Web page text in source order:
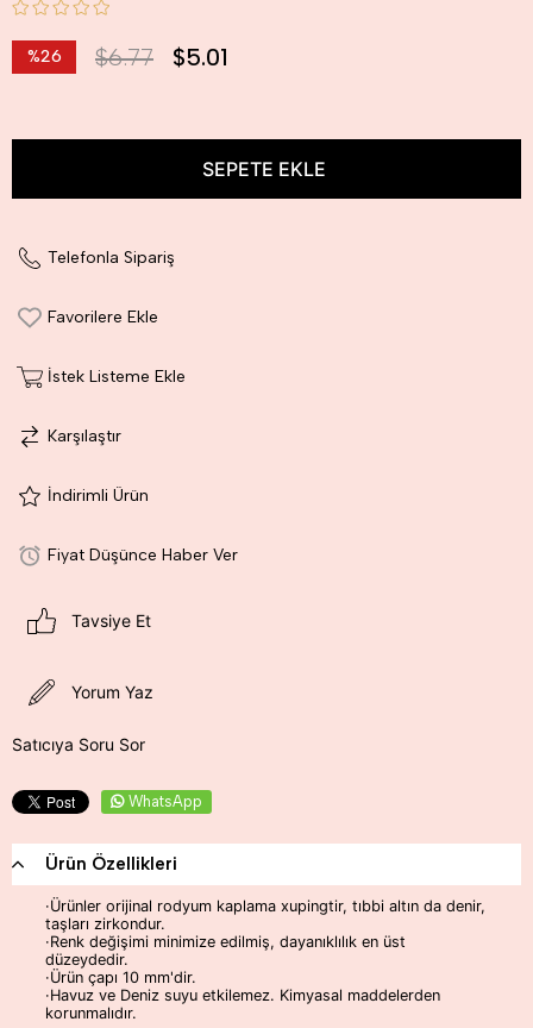
%26
$6.77 $5.01
Telefonla Sipariş
Favorilere Ekle
İstek Listeme Ekle
Karşılaştır
İndirimli Ürün
Fiyat Düşünce Haber Ver
Tavsiye Et
Yorum Yaz
Satıcıya Soru Sor
WhatsApp
Ürün Özellikleri
·Ürünler orijinal rodyum kaplama xupingtir, tıbbi altın da denir,
taşları zirkondur.
·Renk değişimi minimize edilmiş, dayanıklılık en üst
düzeydedir.
·Ürün çapı 10 mm'dir.
·Havuz ve Deniz suyu etkilemez. Kimyasal maddelerden
korunmalıdır.